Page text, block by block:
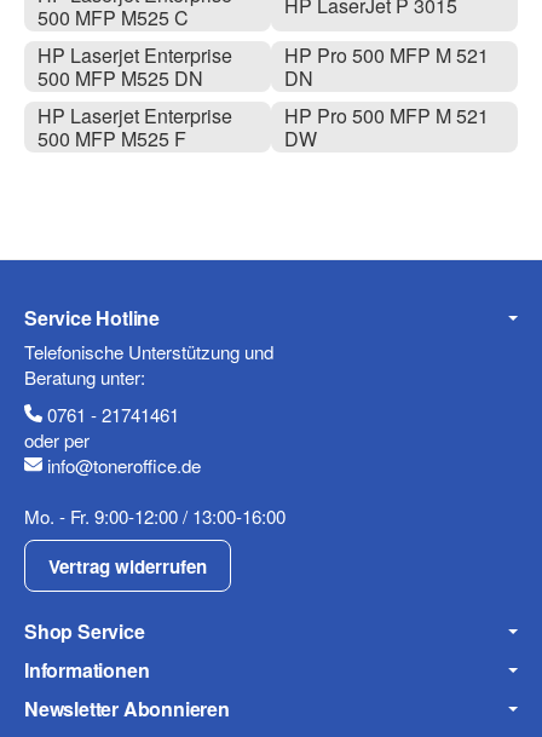
500 MFP M525 C
HP Laserjet Enterprise
500 MFP M525 DN
HP Laserjet Enterprise
500 MFP M525 F
HP LaserJet P 3015
HP Pro 500 MFP M 521
DN
HP Pro 500 MFP M 521
DW
Service Hotline
Telefonische Unterstützung und
Beratung unter:
0761 - 21741461
oder per
info@toneroffice.de
Mo. - Fr. 9:00-12:00 / 13:00-16:00
Vertrag widerrufen
Shop Service
Informationen
Newsletter Abonnieren